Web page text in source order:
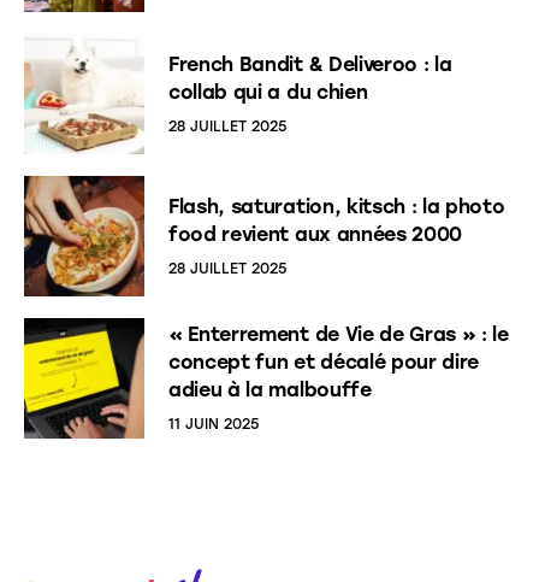
French Bandit & Deliveroo : la
collab qui a du chien
28 JUILLET 2025
Flash, saturation, kitsch : la photo
food revient aux années 2000
28 JUILLET 2025
« Enterrement de Vie de Gras » : le
concept fun et décalé pour dire
adieu à la malbouffe
11 JUIN 2025